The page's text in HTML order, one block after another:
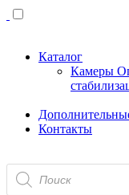
Каталог
Камеры
Контакты
Поиск
товаров